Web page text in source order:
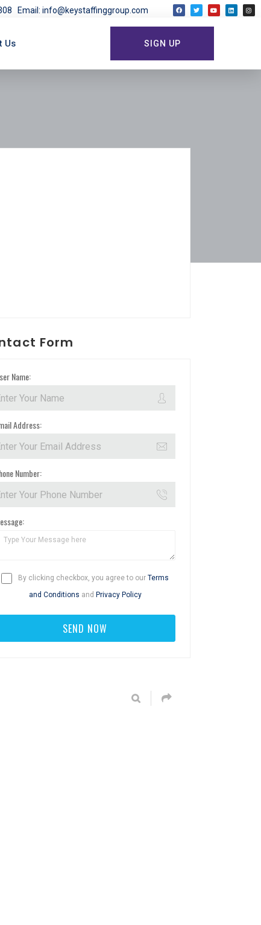
Email: info@keystaffinggroup.com
Us SIGN UP
Form
Name:
Address:
Number:
By clicking checkbox, you agree to our Terms
and Conditions and Privacy Policy